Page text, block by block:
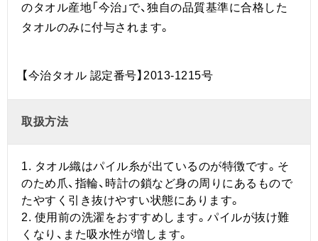
のタオル産地「今治」で、独自の品質基準に合格した
タオルのみに付与されます。
【今治タオル 認定番号】2013-1215号
取扱方法
1. タオル織はパイル糸が出ているのが特徴です。そ
のため爪、指輪、時計の鎖など身の周りにあるもので
たやすく引き抜けやすい状態にあります。
2. 使用前の洗濯をおすすめします。パイルが抜け難
くなり、また吸水性が増します。